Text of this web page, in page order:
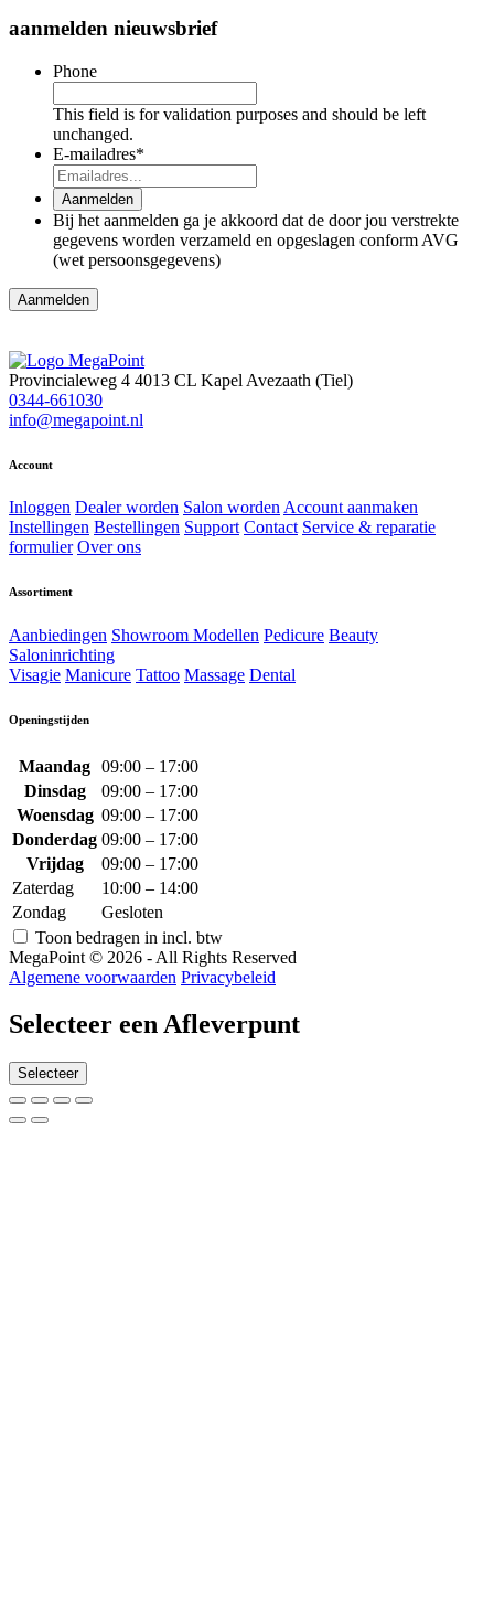
aanmelden nieuwsbrief
Phone
This field is for validation purposes and should be left
unchanged.
E-mailadres*
Aanmelden
Bij het aanmelden ga je akkoord dat de door jou verstrekte
gegevens worden verzameld en opgeslagen conform AVG
(wet persoonsgegevens)
Provincialeweg 4 4013 CL Kapel Avezaath (Tiel)
0344-661030
info@megapoint.nl
Account
Inloggen Dealer worden Salon wordenAccount aanmaken
Instellingen Bestellingen Support Contact Service & reparatie
formulier Over ons
Assortiment
Aanbiedingen Showroom Modellen Pedicure Beauty
Saloninrichting
Visagie Manicure Tattoo Massage Dental
Openingstijden
Maandag 09:00 – 17:00
Dinsdag
09:00 – 17:00
Woensdag 09:00 – 17:00
Donderdag 09:00 – 17:00
Vrijdag
09:00 – 17:00
Zaterdag
10:00 – 14:00
Zondag
Gesloten
Toon bedragen in incl. btw
MegaPoint © 2026 - All Rights Reserved
Algemene voorwaarden Privacybeleid
Selecteer een Afleverpunt
Selecteer